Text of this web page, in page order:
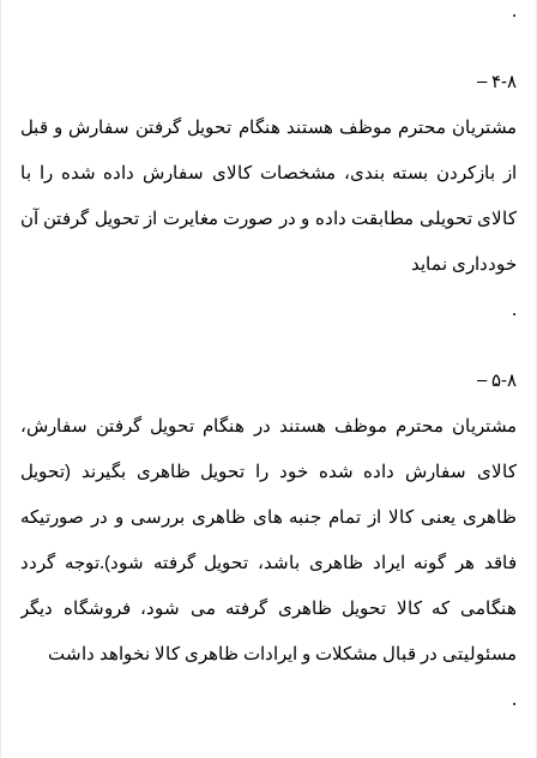
.
۴-۸–
مشتریان محترم موظف هستند هنگام تحویل گرفتن سفارش و قبل
از بازکردن بسته بندی، مشخصات کالای سفارش داده شده را با
کالای تحویلی مطابقت داده و در صورت مغایرت از تحویل گرفتن آن
خودداری نماید
.
۵-۸–
مشتریان محترم موظف هستند در هنگام تحویل گرفتن سفارش،
کالای سفارش داده شده خود را تحویل ظاهری بگیرند (تحویل
ظاهری یعنی کالا از تمام جنبه های ظاهری بررسی و در صورتیکه
فاقد هر گونه ایراد ظاهری باشد، تحویل گرفته شود).توجه گردد
هنگامی که کالا تحویل ظاهری گرفته می شود، فروشگاه دیگر
مسئولیتی در قبال مشکلات و ایرادات ظاهری کالا نخواهد داشت
.